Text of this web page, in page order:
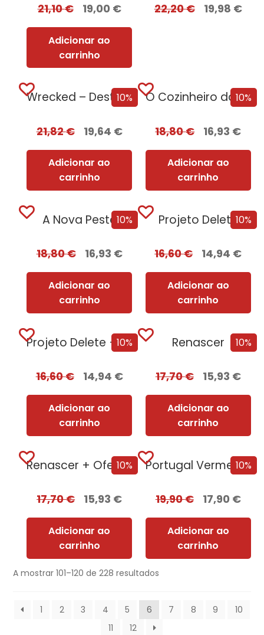
21,10€ 19,00 €
Adicionar ao
carrinho
22,20€ 19,98 €
10%
Wrecked – Destruição e Ruína
21,82€ 19,64 €
Adicionar ao
carrinho
10%
O Cozinheiro da Rainha Adúltera
18,80€ 16,93 €
Adicionar ao
carrinho
10%
A Nova Peste
18,80€ 16,93 €
Adicionar ao
carrinho
10%
Projeto Delete
16,60€ 14,94 €
Adicionar ao
carrinho
10%
Projeto Delete + Oferta Nemesis
16,60€ 14,94 €
Adicionar ao
carrinho
10%
Renascer
17,70€ 15,93 €
Adicionar ao
carrinho
10%
Renascer + Oferta Corpus
17,70€ 15,93 €
Adicionar ao
carrinho
10%
Portugal Vermelho
19,90€ 17,90 €
Adicionar ao
carrinho
A mostrar 101–120 de 228 resultados
1 2 3 4 5 6 7 8 9
10
11
12